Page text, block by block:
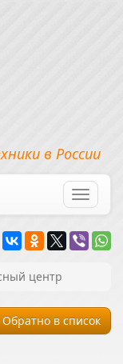
в России
центр
в список